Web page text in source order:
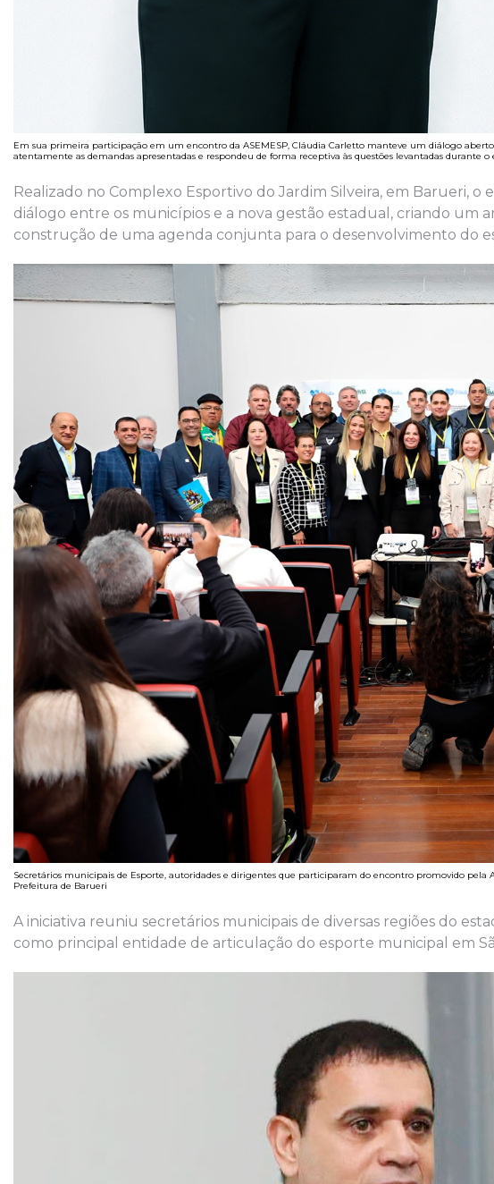
Em sua primeira participação em um encontro da ASEMESP, Cláudia Carletto manteve um diálogo
atentamente as demandas apresentadas e respondeu de forma receptiva às questões levantadas durante
Realizado no Complexo Esportivo do Jardim Silveira, em Barueri,
diálogo entre os municípios e a nova gestão estadual, criando um
construção de uma agenda conjunta para o desenvolvimento do
Secretários municipais de Esporte, autoridades e dirigentes que participaram do encontro promovido
Prefeitura de Barueri
A iniciativa reuniu secretários municipais de diversas regiões do
como principal entidade de articulação do esporte municipal em